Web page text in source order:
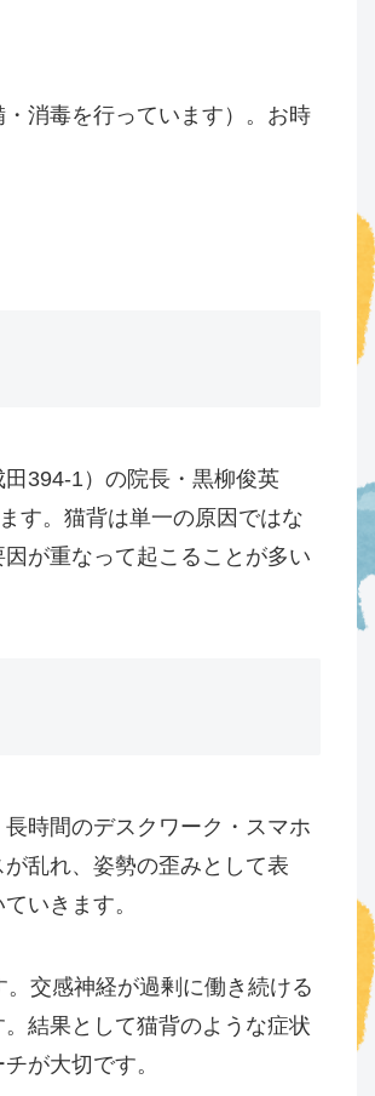
消毒を行っています）。お時
394-1）の院長・黒柳俊英
す。猫背は単一の原因ではな
が重なって起こることが多い
時間のデスクワーク・スマホ
乱れ、姿勢の歪みとして表
いきます。
交感神経が過剰に働き続ける
結果として猫背のような症状
が大切です。